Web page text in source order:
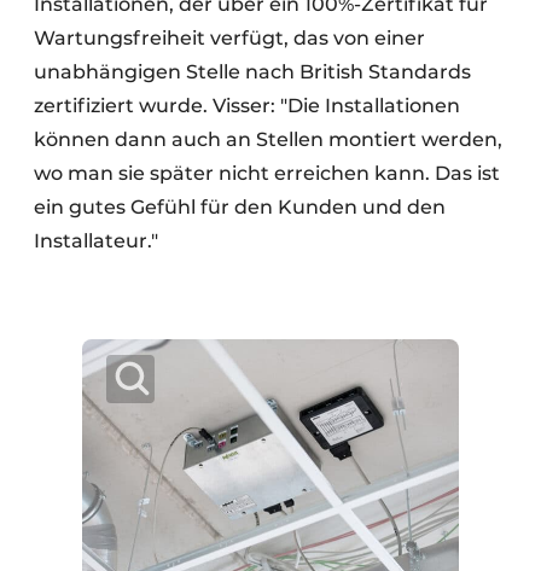
Wartungsfreiheit verfügt, das von einer
unabhängigen Stelle nach British Standards
zertifiziert wurde. Visser: "Die Installationen
können dann auch an Stellen montiert werden,
wo man sie später nicht erreichen kann. Das ist
ein gutes Gefühl für den Kunden und den
Installateur."